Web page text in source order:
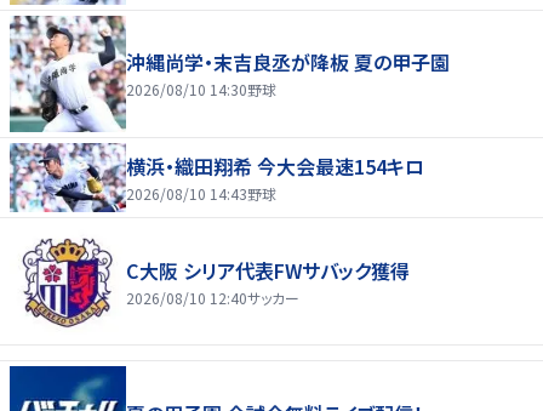
沖縄尚学・末吉良丞が降板 夏の甲子園
2026/08/10 14:30野球
横浜・織田翔希 今大会最速154キロ
2026/08/10 14:43野球
C大阪 シリア代表FWサバック獲得
2026/08/10 12:40サッカー